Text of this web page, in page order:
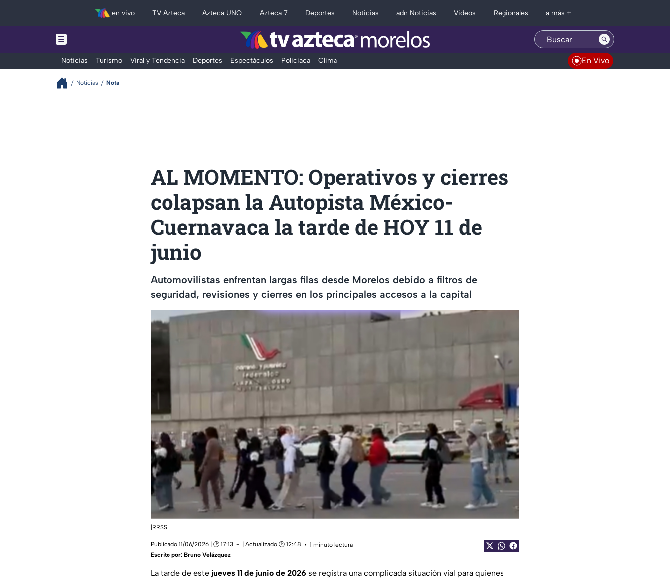
en vivo TV Azteca Azteca UNO Azteca 7 Deportes Noticias adn Noticias Videos Regionales a más +
Noticias Turismo Viral y Tendencia Deportes Espectáculos Policiaca Clima En Vivo
Noticias Nota
AL MOMENTO: Operativos y cierres
colapsan la Autopista México-
Cuernavaca la tarde de HOY 11 de
junio
Automovilistas enfrentan largas filas desde Morelos debido a filtros de
seguridad, revisiones y cierres en los principales accesos a la capital
|RRSS
Publicado 11/06/2026 | 🕑 17:13 | Actualizado 🕑 12:48
1 minuto lectura
Escrito por: Bruno Velázquez
La tarde de este jueves 11 de junio de 2026 se registra una complicada situación vial para quienes